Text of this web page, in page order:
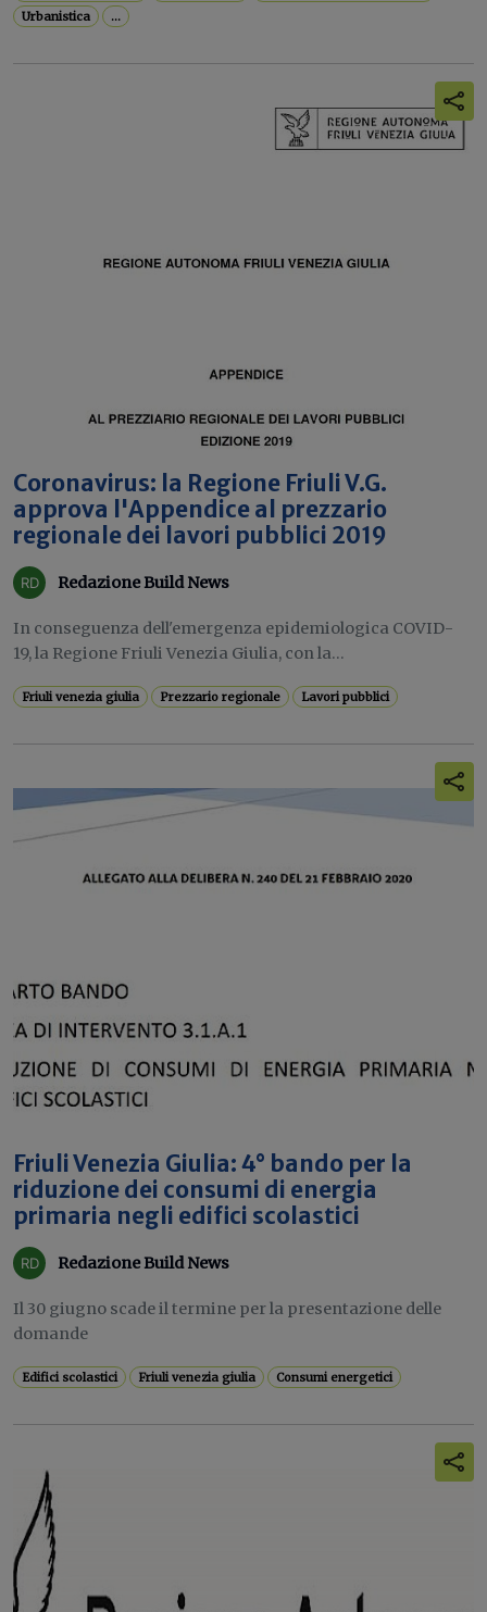
Urbanistica ...
Coronavirus: la Regione Friuli V.G.
approva l'Appendice al prezzario
regionale dei lavori pubblici 2019
Redazione Build News
In conseguenza dell'emergenza epidemiologica COVID-
19, la Regione Friuli Venezia Giulia, con la...
Friuli venezia giulia Prezzario regionale Lavori pubblici
Friuli Venezia Giulia: 4° bando per la
riduzione dei consumi di energia
primaria negli edifici scolastici
Redazione Build News
Il 30 giugno scade il termine per la presentazione delle
domande
Edifici scolastici Friuli venezia giulia Consumi energetici